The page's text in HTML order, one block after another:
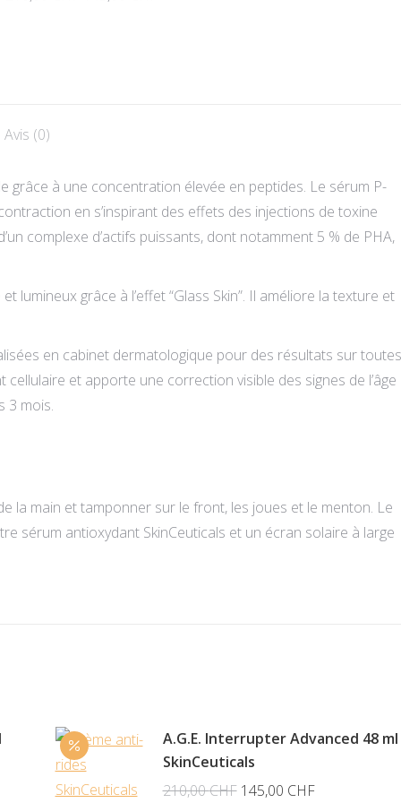
Avis (0)
grâce à une concentration élevée en peptides. Le sérum P-
en s’inspirant des effets des injections de toxine
complexe d’actifs puissants, dont notamment 5 % de PHA,
lumineux grâce à l’effet “Glass Skin”. Il améliore la texture et
en cabinet dermatologique pour des résultats sur toutes
et apporte une correction visible des signes de l’âge
3 mois.
la main et tamponner sur le front, les joues et le menton. Le
sérum antioxydant SkinCeuticals et un écran solaire à large
A.G.E. Interrupter Advanced 48 ml
SkinCeuticals
210,00CHF Le
145,00 CHFLe